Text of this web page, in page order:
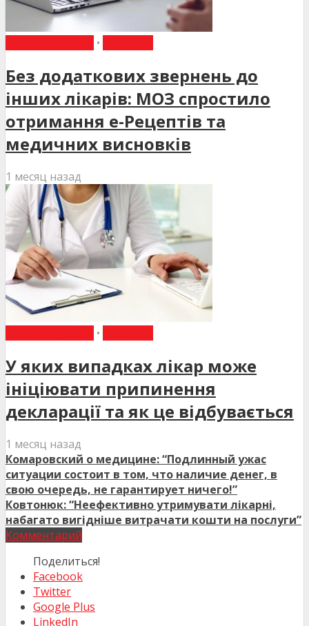
•
Без додаткових звернень до
інших лікарів: МОЗ спростило
отримання е-Рецептів та
медичних висновків
1 месяц назад
•
У яких випадках лікар може
ініціювати припинення
декларації та як це відбувається
1 месяц назад
Комаровский о медицине: “Подлинный ужас
ситуации состоит в том, что наличие денег, в
свою очередь, не гарантирует ничего!”
Ковтонюк: “Неефективно утримувати лікарні,
набагато вигідніше витрачати кошти на послуги”
Комментарий
Поделиться!
Facebook
Twitter
Google Plus
LinkedIn